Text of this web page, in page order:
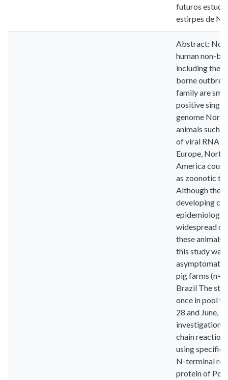
futuros
estirpes de
Abstract:
human non-
including the
borne
family are
positive
genome
animals such
of viral RNA
Europe, North
America
as zoonotic
Although the
developing
widespread
these animals
this study was
asymptomatic
pig farms
Brazil The
once in pool
28 and June,
investigation
chain reaction
using specific
N-terminal
protein of